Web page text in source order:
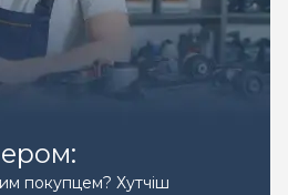
покупцем? Хутчіш